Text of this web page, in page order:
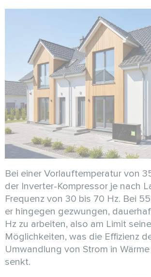
Bei einer Vorlauftemperatur von
der Inverter-Kompressor je nach
Frequenz von 30 bis 70 Hz. Bei
er hingegen gezwungen,
Hz zu arbeiten, also am Limit
Möglichkeiten, was die Effizienz
Umwandlung von Strom in
senkt.